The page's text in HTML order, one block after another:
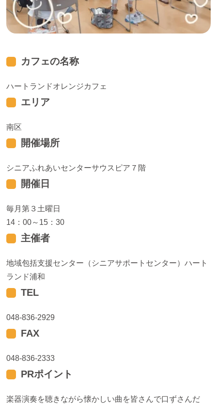
カフェの名称
ハートランドオレンジカフェ
エリア
南区
開催場所
シニアふれあいセンターサウスピア７階
開催日
毎月第３土曜日
14：00～15：30
主催者
地域包括支援センター（シニアサポートセンター）ハート
ランド浦和
TEL
048-836-2929
FAX
048-836-2333
PRポイント
楽器演奏を聴きながら懐かしい曲を皆さんで口ずさんだ